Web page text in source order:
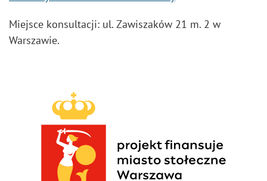
Miejsce konsultacji: ul. Zawiszaków 21 m. 2 w
Warszawie.